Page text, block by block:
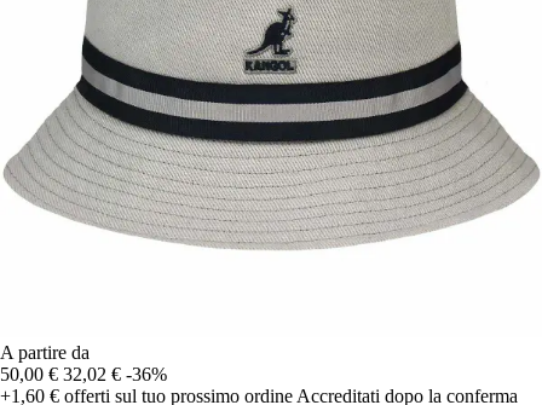
A partire da
50,00 € 32,02 € -36%
+1,60 € offerti sul tuo prossimo ordine Accreditati dopo la conferma